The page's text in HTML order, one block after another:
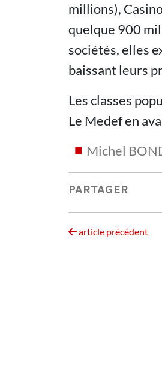
millions),
quelque 900
sociétés, elles
baissant leurs
Les classes
Le Medef en
Michel
PARTAGER
article précédent